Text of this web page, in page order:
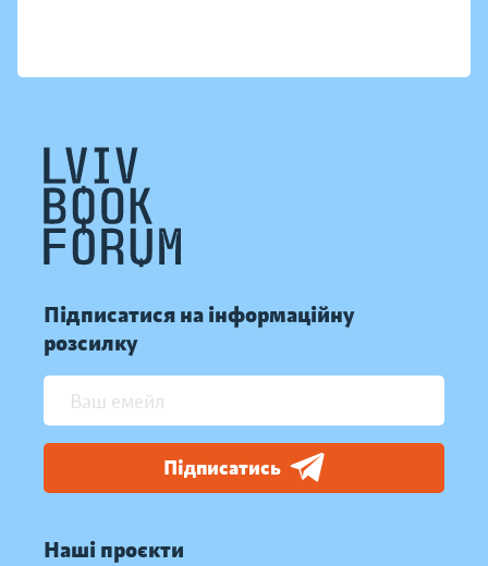
Підписатися на інформаційну
розсилку
Підписатись
Наші проєкти